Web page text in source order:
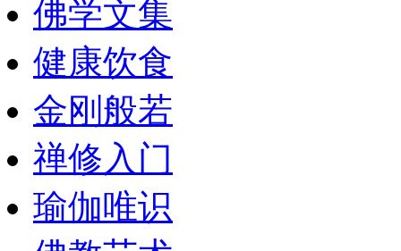
佛学文集
健康饮食
金刚般若
禅修入门
瑜伽唯识